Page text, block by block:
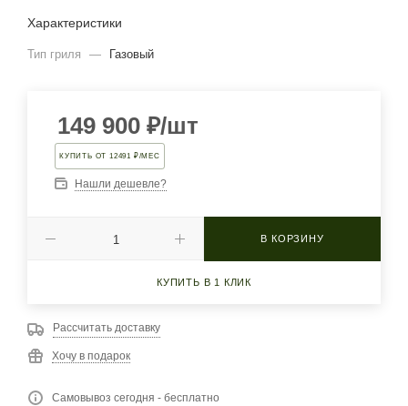
Характеристики
Тип гриля — Газовый
149 900 ₽/шт
КУПИТЬ ОТ 12491 ₽/МЕС
Нашли дешевле?
В КОРЗИНУ
КУПИТЬ В 1 КЛИК
Рассчитать доставку
Хочу в подарок
Самовывоз сегодня - бесплатно